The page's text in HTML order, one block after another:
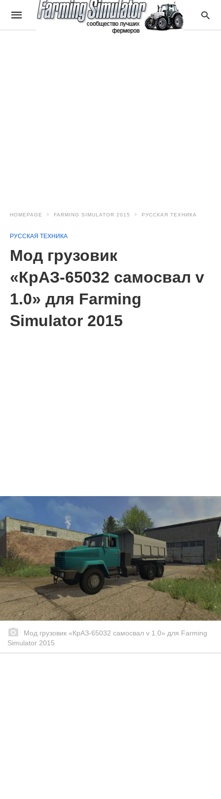
HOMEPAGE FARMING SIMULATOR 2015 РУССКАЯ ТЕХНИКА
РУССКАЯ ТЕХНИКА
Мод грузовик
«КрАЗ-65032 самосвал v
1.0» для Farming
Simulator 2015
Мод грузовик «КрАЗ-65032 самосвал v 1.0» для Farming
Simulator 2015